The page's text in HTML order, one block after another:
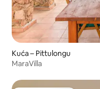
Kuća – Pittulongu
MaraVilla